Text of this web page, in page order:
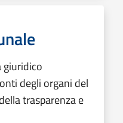
giuridico
degli organi del
trasparenza e